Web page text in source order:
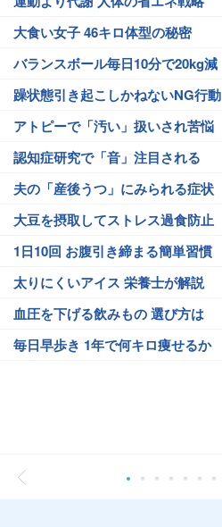
大食い女子 46キロ体型の秘密
バランスボール毎日10分で20kg減
躁状態引き起こしかねないNG行動
アトピーで「汚い」扱いされ苦悩
認知症研究で「音」注目される
夫の「産後うつ」にみられる症状
大豆を摂取してストレス過食防止
1日10回 お腹引き締まる簡単習慣
太りにくいアイス 栄養士が解説
血圧を下げる飲みもの 選び方は
毎日早歩き 1年で何キロ痩せるか